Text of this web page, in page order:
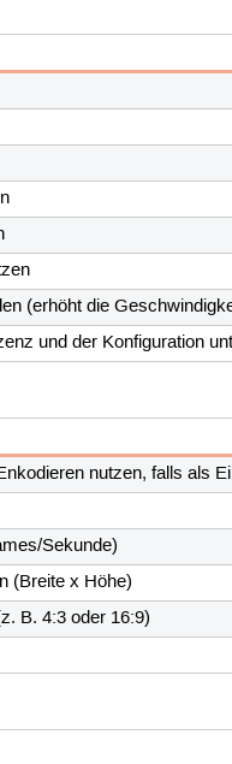
(erhöht die
und der Konfiguration
nutzen, falls als
Sekunde)
(Breite x Höhe)
B. 4:3 oder 16:9)